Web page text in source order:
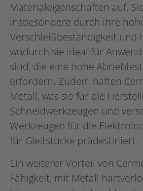
Materialeigenschaften auf.
insbesondere durch ihre
Verschleißbeständigkeit und
wodurch sie ideal für
sind, die eine hohe
erfordern. Zudem haften
Metall, was sie für die
Schneidwerkzeugen und
Werkzeugen für die
für Gleitstücke prädestiniert.
Ein weiterer Vorteil von
Fähigkeit, mit Metall